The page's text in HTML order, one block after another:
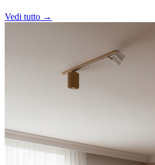
Vedi tutto →